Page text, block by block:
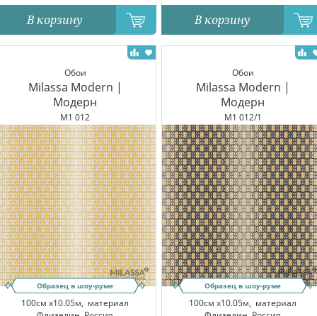
В корзину В корзину
Обои
Milassa Modern |
Модерн
M1 012
Образец в шоу-руме
100см x10.05м, материал
Обои
Milassa Modern |
Модерн
M1 012/1
Образец в шоу-руме
100см x10.05м, материал